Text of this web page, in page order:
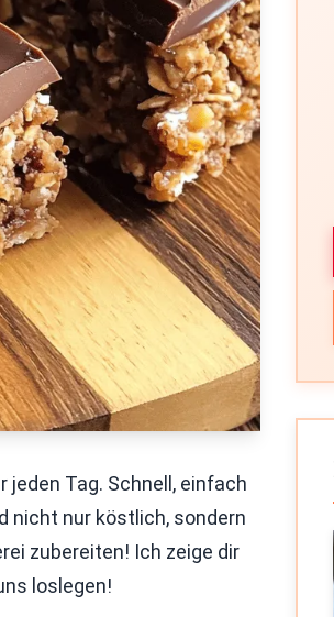
jeden Tag. Schnell, einfach
nicht nur köstlich, sondern
zubereiten! Ich zeige dir
loslegen!